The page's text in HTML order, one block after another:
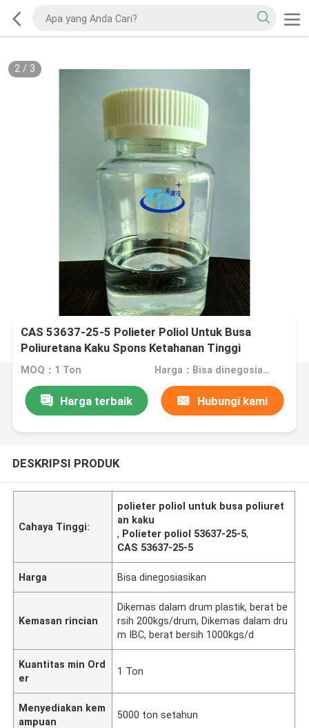
2/ 3
CAS 53637-25-5 Polieter Poliol Untuk Busa
Poliuretana Kaku Spons Ketahanan Tinggi
MOQ：1 Ton Harga：Bisa dinegosiasikan
Harga terbaik Hubungi kami
DESKRIPSI PRODUK
Cahaya Tinggi:
polieter poliol untuk busa poliuret
an kaku
, Polieter poliol 53637-25-5,
CAS 53637-25-5
Harga Bisa dinegosiasikan
Kemasan rincian
Dikemas dalam drum plastik, berat be
rsih 200kgs/drum, Dikemas dalam dru
m IBC, berat bersih 1000kgs/d
Kuantitas min Ord
er
1 Ton
Menyediakan kem
ampuan
5000 ton setahun